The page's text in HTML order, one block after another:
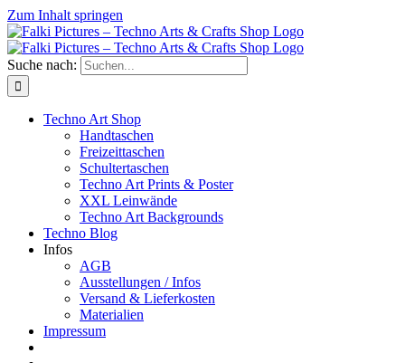
Zum Inhalt springen
Suche nach:
Techno Art Shop
Handtaschen
Freizeittaschen
Schultertaschen
Techno Art Prints & Poster
XXL Leinwände
Techno Art Backgrounds
Techno Blog
Infos
AGB
Ausstellungen / Infos
Versand & Lieferkosten
Materialien
Impressum